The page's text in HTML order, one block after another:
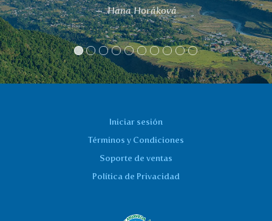
Iniciar sesión
Términos y Condiciones
Soporte de ventas
Política de Privacidad